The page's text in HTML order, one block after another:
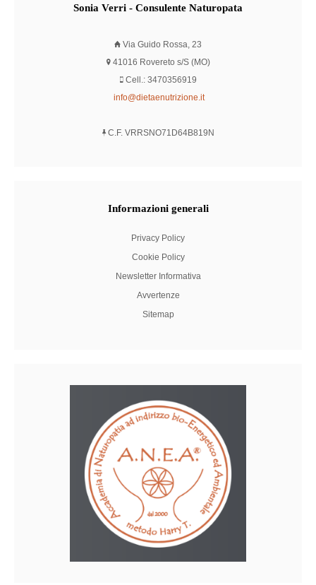
Sonia Verri - Consulente Naturopata
Via Guido Rossa, 23
41016 Rovereto s/S (MO)
Cell.: 3470356919
info@dietaenutrizione.it
C.F. VRRSNO71D64B819N
Informazioni generali
Privacy Policy
Cookie Policy
Newsletter Informativa
Avvertenze
Sitemap